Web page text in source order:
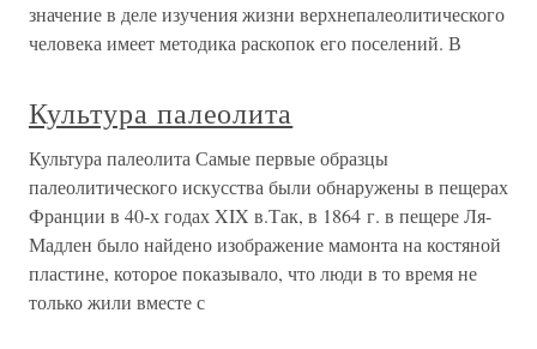
значение в деле изучения жизни верхнепалеолитического
человека имеет методика раскопок его поселений. В
Культура палеолита
Культура палеолита Самые первые образцы
палеолитического искусства были обнаружены в пещерах
Франции в 40-х годах XIX в.Так, в 1864 г. в пещере Ля-
Мадлен было найдено изображение мамонта на костяной
пластине, которое показывало, что люди в то время не
только жили вместе с